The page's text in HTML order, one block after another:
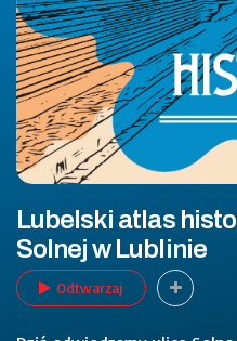
Lubelski atlas
Solnej w Lublinie
Odtwarzaj